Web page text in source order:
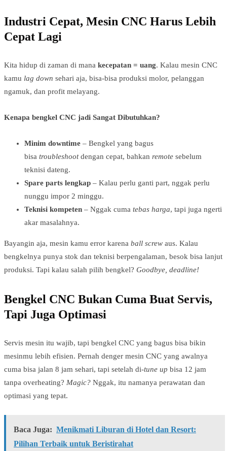
Industri Cepat, Mesin CNC Harus Lebih
Cepat Lagi
Kita hidup di zaman di mana kecepatan = uang. Kalau mesin CNC
kamu lag down sehari aja, bisa-bisa produksi molor, pelanggan
ngamuk, dan profit melayang.
Kenapa bengkel CNC jadi Sangat Dibutuhkan?
Minim downtime – Bengkel yang bagus
bisa troubleshootdengan cepat, bahkan remote sebelum
teknisi dateng.
Spare parts lengkap – Kalau perlu ganti part, nggak perlu
nunggu impor 2 minggu.
Teknisi kompeten – Nggak cuma tebas harga, tapi juga ngerti
akar masalahnya.
Bayangin aja, mesin kamu error karena ball screw aus. Kalau
bengkelnya punya stok dan teknisi berpengalaman, besok bisa lanjut
produksi. Tapi kalau salah pilih bengkel? Goodbye, deadline!
Bengkel CNC Bukan Cuma Buat Servis,
Tapi Juga Optimasi
Servis mesin itu wajib, tapi bengkel CNC yang bagus bisa bikin
mesinmu lebih efisien. Pernah denger mesin CNC yang awalnya
cuma bisa jalan 8 jam sehari, tapi setelah di-tune up bisa 12 jam
tanpa overheating? Magic? Nggak, itu namanya perawatan dan
optimasi yang tepat.
Baca Juga: Menikmati Liburan di Hotel dan Resort:
Pilihan Terbaik untuk Beristirahat